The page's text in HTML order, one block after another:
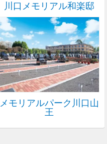
川口メモリアル和楽邸
メモリアルパーク川口山
王